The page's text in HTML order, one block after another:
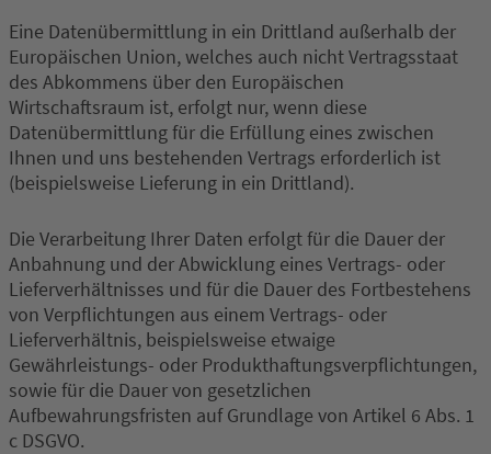
Eine Datenübermittlung in ein Drittland außerhalb der
Europäischen Union, welches auch nicht Vertragsstaat
des Abkommens über den Europäischen
Wirtschaftsraum ist, erfolgt nur, wenn diese
Datenübermittlung für die Erfüllung eines zwischen
Ihnen und uns bestehenden Vertrags erforderlich ist
(beispielsweise Lieferung in ein Drittland).
Die Verarbeitung Ihrer Daten erfolgt für die Dauer der
Anbahnung und der Abwicklung eines Vertrags- oder
Lieferverhältnisses und für die Dauer des Fortbestehens
von Verpflichtungen aus einem Vertrags- oder
Lieferverhältnis, beispielsweise etwaige
Gewährleistungs- oder Produkthaftungsverpflichtungen,
sowie für die Dauer von gesetzlichen
Aufbewahrungsfristen auf Grundlage von Artikel 6 Abs. 1
c DSGVO.